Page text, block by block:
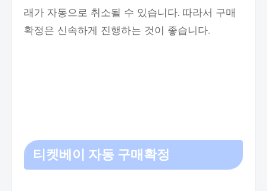
래가 자동으로 취소될 수 있습니다. 따라서 구매
확정은 신속하게 진행하는 것이 좋습니다.
티켓베이 자동 구매확정